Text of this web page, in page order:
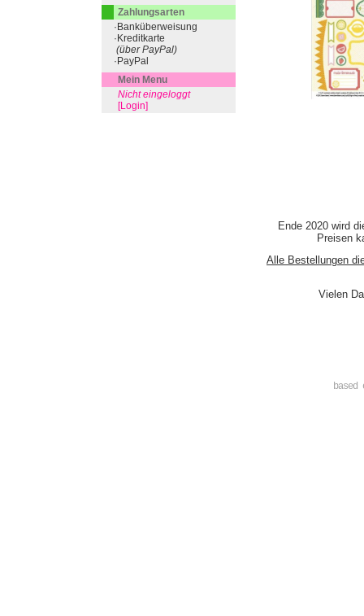
Ende 2020 wird
Preisen
Alle Bestellungen
Vielen
Zahlungsarten
·Banküberweisung
·Kreditkarte
(über PayPal)
·PayPal
Mein Menu
Nicht eingeloggt
[Login]